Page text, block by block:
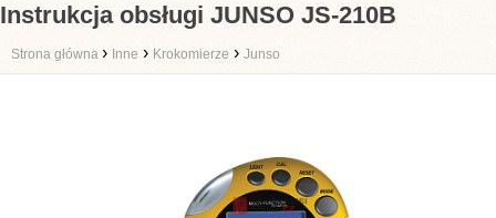
Instrukcja obsługi JUNSO JS-210B
Strona główna › Inne › Krokomierze › Junso